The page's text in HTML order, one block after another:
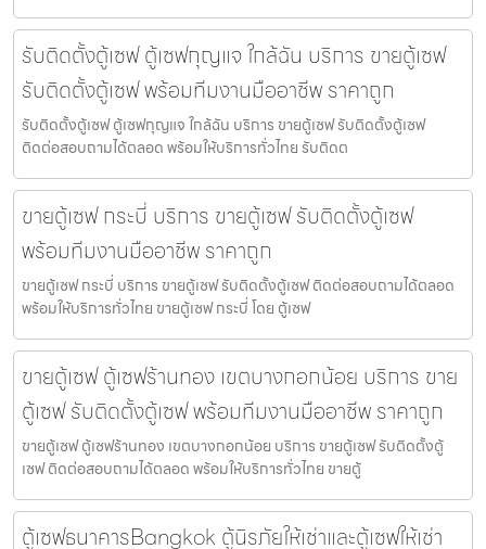
รับติดตั้งตู้เซฟ ตู้เซฟกุญแจ ใกล้ฉัน บริการ ขายตู้เซฟ
รับติดตั้งตู้เซฟ พร้อมทีมงานมืออาชีพ ราคาถูก
รับติดตั้งตู้เซฟ ตู้เซฟกุญแจ ใกล้ฉัน บริการ ขายตู้เซฟ รับติดตั้งตู้เซฟ
ติดต่อสอบถามได้ตลอด พร้อมให้บริการทั่วไทย รับติดต
ขายตู้เซฟ กระบี่ บริการ ขายตู้เซฟ รับติดตั้งตู้เซฟ
พร้อมทีมงานมืออาชีพ ราคาถูก
ขายตู้เซฟ กระบี่ บริการ ขายตู้เซฟ รับติดตั้งตู้เซฟ ติดต่อสอบถามได้ตลอด
พร้อมให้บริการทั่วไทย ขายตู้เซฟ กระบี่ โดย ตู้เซฟ
ขายตู้เซฟ ตู้เซฟร้านทอง เขตบางกอกน้อย บริการ ขาย
ตู้เซฟ รับติดตั้งตู้เซฟ พร้อมทีมงานมืออาชีพ ราคาถูก
ขายตู้เซฟ ตู้เซฟร้านทอง เขตบางกอกน้อย บริการ ขายตู้เซฟ รับติดตั้งตู้
เซฟ ติดต่อสอบถามได้ตลอด พร้อมให้บริการทั่วไทย ขายตู้
ตู้เซฟธนาคารBangkok ตู้นิรภัยให้เช่าและตู้เซฟให้เช่า